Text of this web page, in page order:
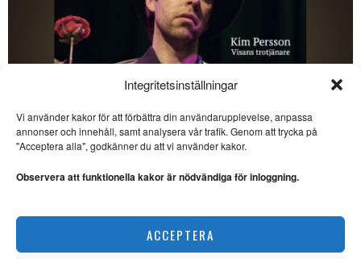
Integritetsinställningar
Vi använder kakor för att förbättra din användarupplevelse, anpassa
annonser och innehåll, samt analysera vår trafik. Genom att trycka på
"Acceptera alla", godkänner du att vi använder kakor.
Observera att funktionella kakor är nödvändiga för inloggning.
ACCEPTERA
Kim Persson – den litterära visans förnyare
SE ÄVEN
psych och synth i
Göteborg